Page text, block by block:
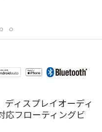
ディスプレイオーディ
応フローティングビ